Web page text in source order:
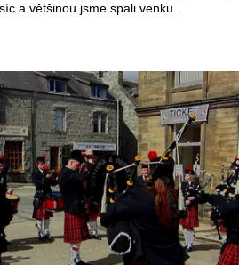
a většinou jsme spali venku.